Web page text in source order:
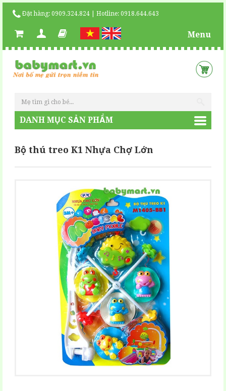
Đặt hàng: 0909.324.824 | Hotline: 0918.644.643
Menu
DANH MỤC SẢN PHẨM
Bộ thú treo K1 Nhựa Chợ Lớn